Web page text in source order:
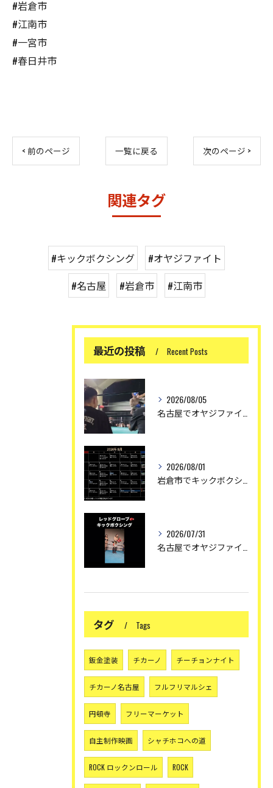
#岩倉市
#江南市
#一宮市
#春日井市
< 前のページ 一覧に戻る 次のページ >
関連タグ
#キックボクシング
#オヤジファイト
#名古屋
#岩倉市 #江南市
最近の投稿 Recent Posts
2026/08/05
名古屋でオヤジファイト〜レッドグローブオヤジファイト
2026/08/01
岩倉市でキックボクシング 〜しかし暑い🥵〜
2026/07/31
名古屋でオヤジファイト〜真夏の大会レッドグローブオヤジファイ...
タグ Tags
鈑金塗装 チカーノ チーチョンナイト
チカーノ名古屋 フルフリマルシェ
円頓寺 フリーマーケット
自主制作映画 シャチホコへの道
ROCK ロックンロール ROCK